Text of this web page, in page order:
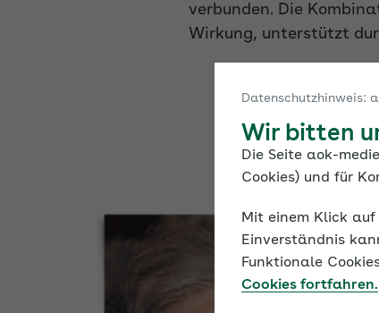
verbunden. Die
Wirkung, unterstützt
Datenschutzhinweis:
Wir bitten
Die Seite aok-
Cookies) und für
Mit einem Klick
Einverständnis
Funktionale
Cookies fortfahren.